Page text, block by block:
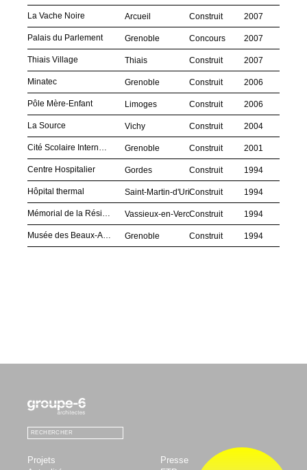
La Vache Noire Arcueil Construit 2007
Palais du Parlement Grenoble Concours 2007
Thiais Village Thiais Construit 2007
Minatec Grenoble Construit 2006
Pôle Mère-Enfant Limoges Construit 2006
La Source Vichy Construit 2004
Cité Scolaire Internationale Grenoble Construit 2001
Centre Hospitalier Gordes Construit 1994
Hôpital thermal Saint-Martin-d'UriageConstruit 1994
Mémorial de la Résistance Vassieux-en-VercorsConstruit 1994
Musée des Beaux-Arts Grenoble Construit 1994
Projets
RECHERCHER
Valider
Presse